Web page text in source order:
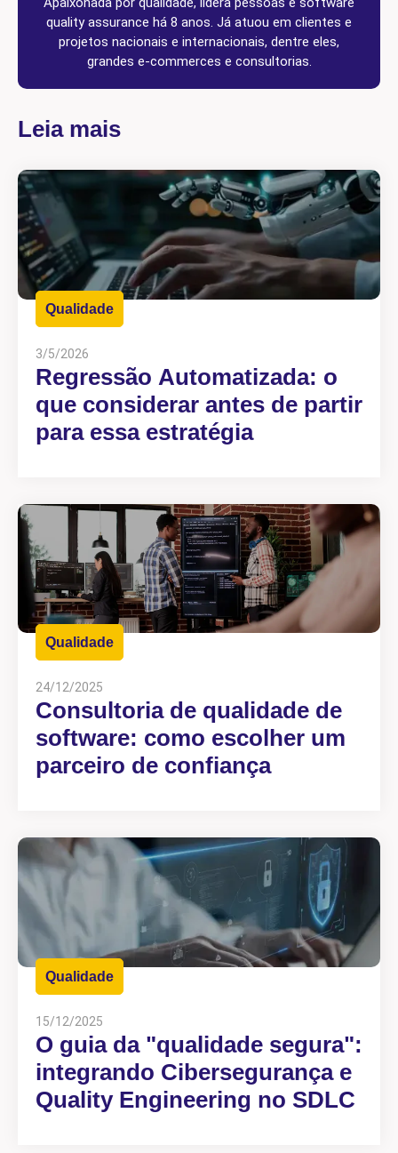
quality assurance há 8 anos. Já atuou em clientes e
projetos nacionais e internacionais, dentre eles,
grandes e-commerces e consultorias.
Leia mais
Qualidade
3/5/2026
Regressão Automatizada: o
que considerar antes de partir
para essa estratégia
Qualidade
24/12/2025
Consultoria de qualidade de
software: como escolher um
parceiro de confiança
Qualidade
15/12/2025
O guia da "qualidade segura":
integrando Cibersegurança e
Quality Engineering no SDLC